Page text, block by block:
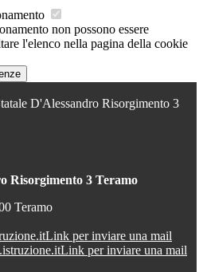
non possono essere
l'elenco nella pagina della cookie
D'Alessandro Risorgimento 3
Risorgimento 3 Teramo
Teramo
Link per inviare una mail
Link per inviare una mail